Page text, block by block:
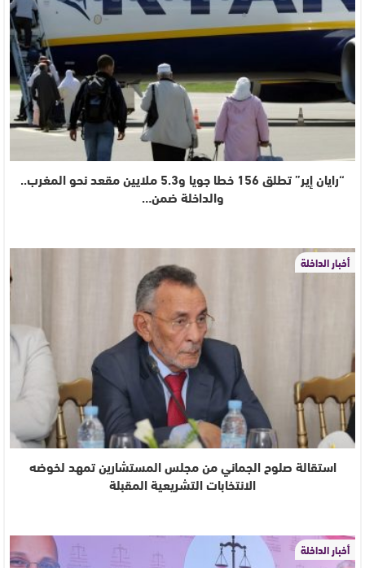
“رايان إير” تطلق 156 خطا جويا و5.3 ملايين مقعد نحو المغرب..
والداخلة ضمن…
أخبار الداخلة
استقالة صلوح الجماني من مجلس المستشارين تمهد لخوضه
الانتخابات التشريعية المقبلة
أخبار الداخلة